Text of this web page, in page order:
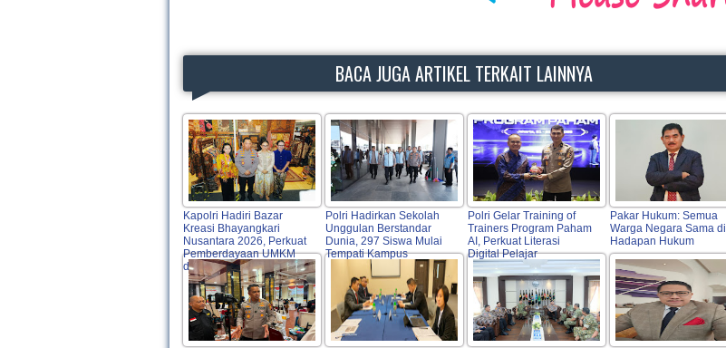
BACA JUGA ARTIKEL TERKAIT LAINNYA
Kapolri Hadiri Bazar
Kreasi Bhayangkari
Nusantara 2026, Perkuat
Pemberdayaan UMKM
dan Budaya Lokal
Polri Hadirkan Sekolah
Unggulan Berstandar
Dunia, 297 Siswa Mulai
Tempati Kampus
Polri Gelar Training of
Trainers Program Paham
AI, Perkuat Literasi
Digital Pelajar
Pakar Hukum: Semua
Warga Negara Sama di
Hadapan Hukum